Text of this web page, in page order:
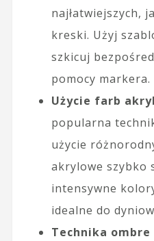
najłatwiejszych,
kreski. Użyj
szkicuj
pomocy markera.
Użycie farb
popularna
użycie
akrylowe szybko
intensywne
idealne do
Technika ombre